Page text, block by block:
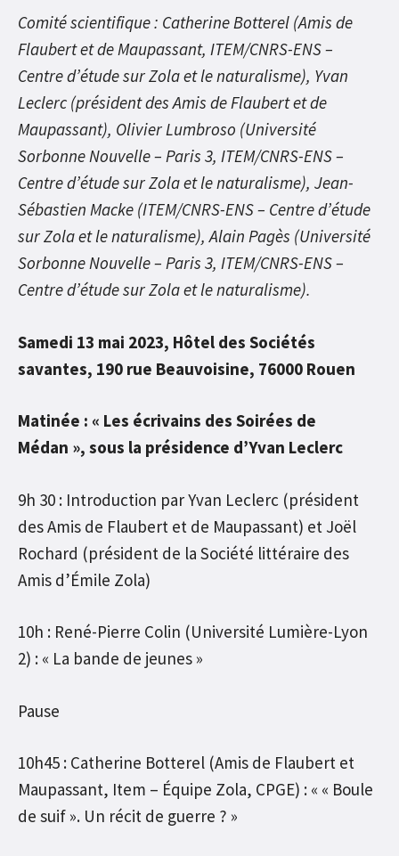
Comité scientifique : Catherine Botterel (Amis de
Flaubert et de Maupassant, ITEM/CNRS-ENS –
Centre d’étude sur Zola et le naturalisme), Yvan
Leclerc (président des Amis de Flaubert et de
Maupassant), Olivier Lumbroso (Université
Sorbonne Nouvelle – Paris 3, ITEM/CNRS-ENS –
Centre d’étude sur Zola et le naturalisme), Jean-
Sébastien Macke (ITEM/CNRS-ENS – Centre d’étude
sur Zola et le naturalisme), Alain Pagès (Université
Sorbonne Nouvelle – Paris 3, ITEM/CNRS-ENS –
Centre d’étude sur Zola et le naturalisme).
Samedi 13 mai 2023, Hôtel des Sociétés
savantes, 190 rue Beauvoisine, 76000 Rouen
Matinée : « Les écrivains des Soirées de
Médan », sous la présidence d’Yvan Leclerc
9h 30 : Introduction par Yvan Leclerc (président
des Amis de Flaubert et de Maupassant) et Joël
Rochard (président de la Société littéraire des
Amis d’Émile Zola)
10h : René-Pierre Colin (Université Lumière-Lyon
2) : « La bande de jeunes »
Pause
10h45 : Catherine Botterel (Amis de Flaubert et
Maupassant, Item – Équipe Zola, CPGE) : « « Boule
de suif ». Un récit de guerre ? »